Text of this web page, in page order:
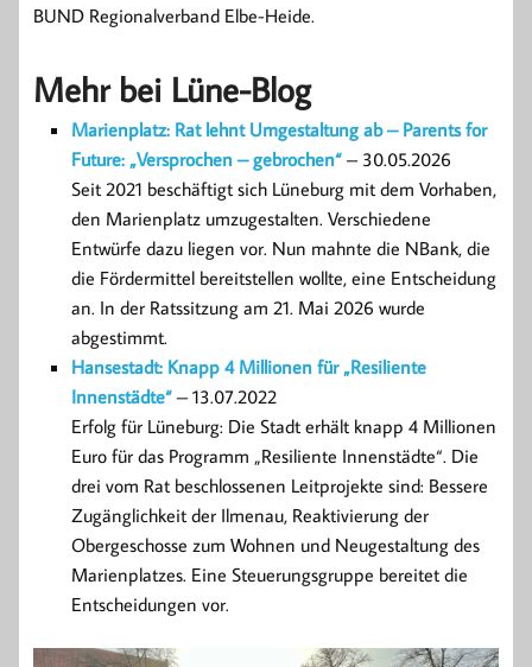
BUND Regionalverband Elbe-Heide.
Mehr bei Lüne-Blog
Marienplatz: Rat lehnt Umgestaltung ab – Parents for
Future: „Versprochen – gebrochen“ – 30.05.2026
Seit 2021 beschäftigt sich Lüneburg mit dem Vorhaben,
den Marienplatz umzugestalten. Verschiedene
Entwürfe dazu liegen vor. Nun mahnte die NBank, die
die Fördermittel bereitstellen wollte, eine Entscheidung
an. In der Ratssitzung am 21. Mai 2026 wurde
abgestimmt.
Hansestadt: Knapp 4 Millionen für „Resiliente
Innenstädte“ – 13.07.2022
Erfolg für Lüneburg: Die Stadt erhält knapp 4 Millionen
Euro für das Programm „Resiliente Innenstädte“. Die
drei vom Rat beschlossenen Leitprojekte sind: Bessere
Zugänglichkeit der Ilmenau, Reaktivierung der
Obergeschosse zum Wohnen und Neugestaltung des
Marienplatzes. Eine Steuerungsgruppe bereitet die
Entscheidungen vor.